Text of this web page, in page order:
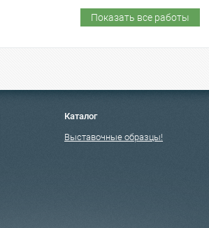
Показать все работы
Каталог
Выставочные образцы!